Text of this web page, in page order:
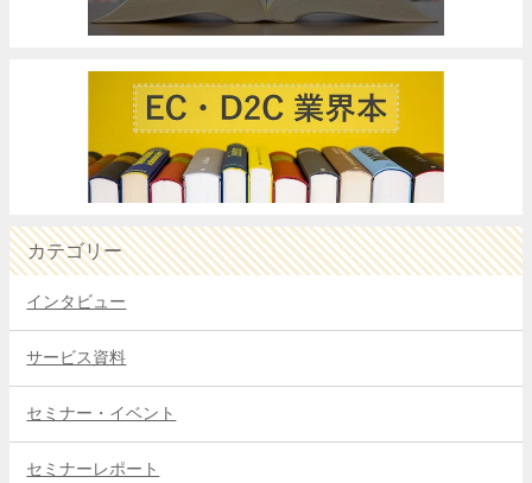
カテゴリー
インタビュー
サービス資料
セミナー・イベント
セミナーレポート